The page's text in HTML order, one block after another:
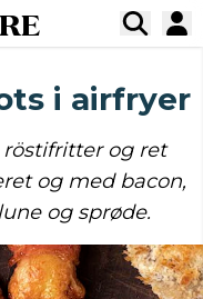
i airfryer
röstifritter og ret
og med bacon,
og sprøde.